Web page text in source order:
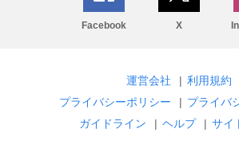
Facebook X
運営会社 | 利用規約
プライバシーポリシー
| プライバ
ガイドライン
| ヘルプ | サイ